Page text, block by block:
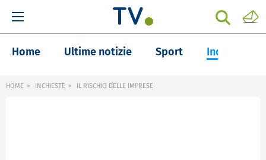
Home Ultime notizie Sport Inchieste
HOME INCHIESTE IL RISCHIO DELLE IMPRESE